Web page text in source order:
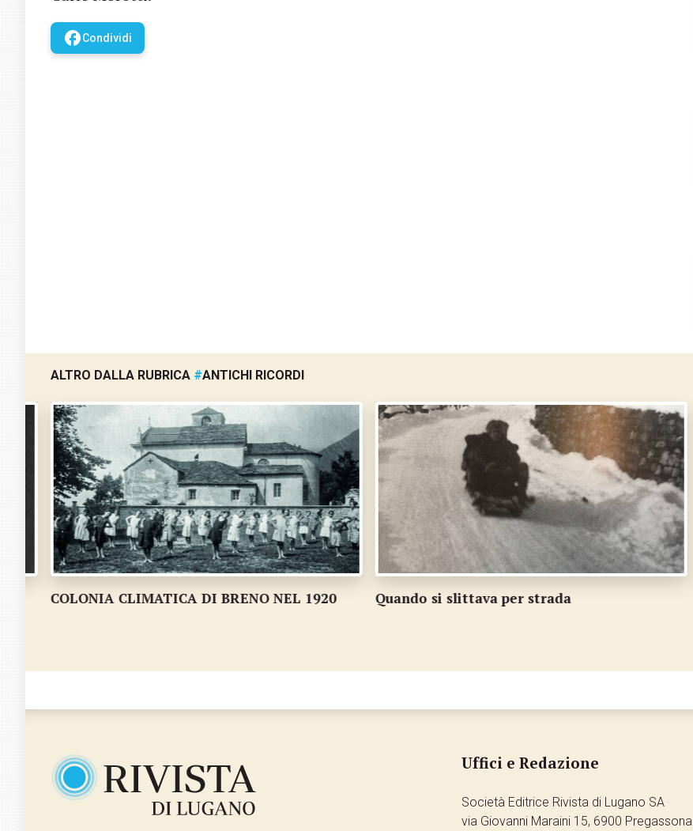
facebookCondividi
ALTRO DALLA RUBRICA #ANTICHI RICORDI
Quando si slittava per strada Elementari di Viganello negli anni 1947-1948
Uffici e Redazione
Società Editrice Rivista di Lugano SA
via Giovanni Maraini 15, 6900 Pregassona